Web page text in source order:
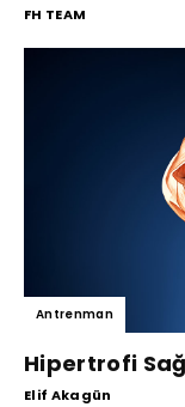
FH TEAM
Antrenman
Hipertrofi
Elif Akagün